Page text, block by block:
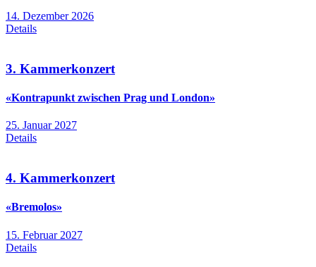
14. Dezember 2026
Details
3. Kammerkonzert
«Kontrapunkt zwischen Prag und London»
25. Januar 2027
Details
4. Kammerkonzert
«Bremolos»
15. Februar 2027
Details